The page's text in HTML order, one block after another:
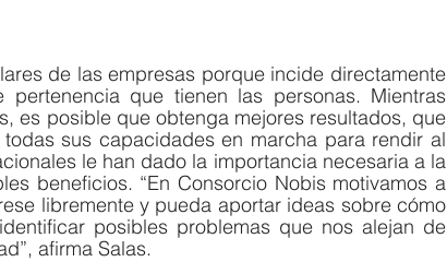
de las empresas porque incide directamente
que tienen las personas. Mientras
es posible que obtenga mejores resultados, que
sus capacidades en marcha para rendir al
le han dado la importancia necesaria a la
beneficios. “En Consorcio Nobis motivamos a
libremente y pueda aportar ideas sobre cómo
posibles problemas que nos alejan de
afirma Salas.